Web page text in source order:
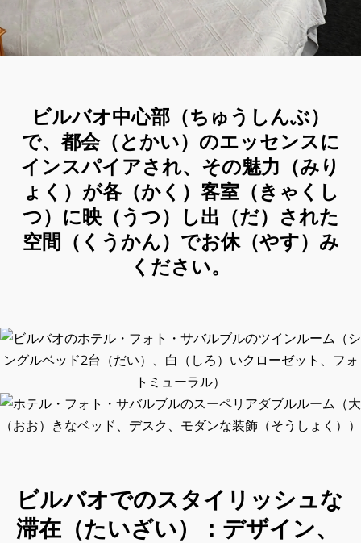
ビルバオ中心部（ちゅうしんぶ）
で、都会（とかい）のエッセンスに
インスパイアされ、その魅力（みり
ょく）が各（かく）客室（きゃくし
つ）に映（うつ）し出（だ）された
空間（くうかん）でお休（やす）み
ください。
ビルバオでのスタイリッシュな
滞在（たいざい）：デザイン、